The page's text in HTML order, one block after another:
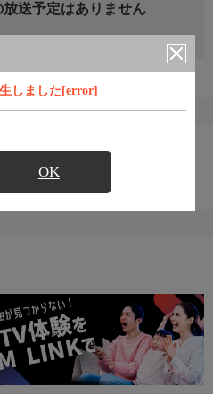
しました[error]
OK
放送予定はありません